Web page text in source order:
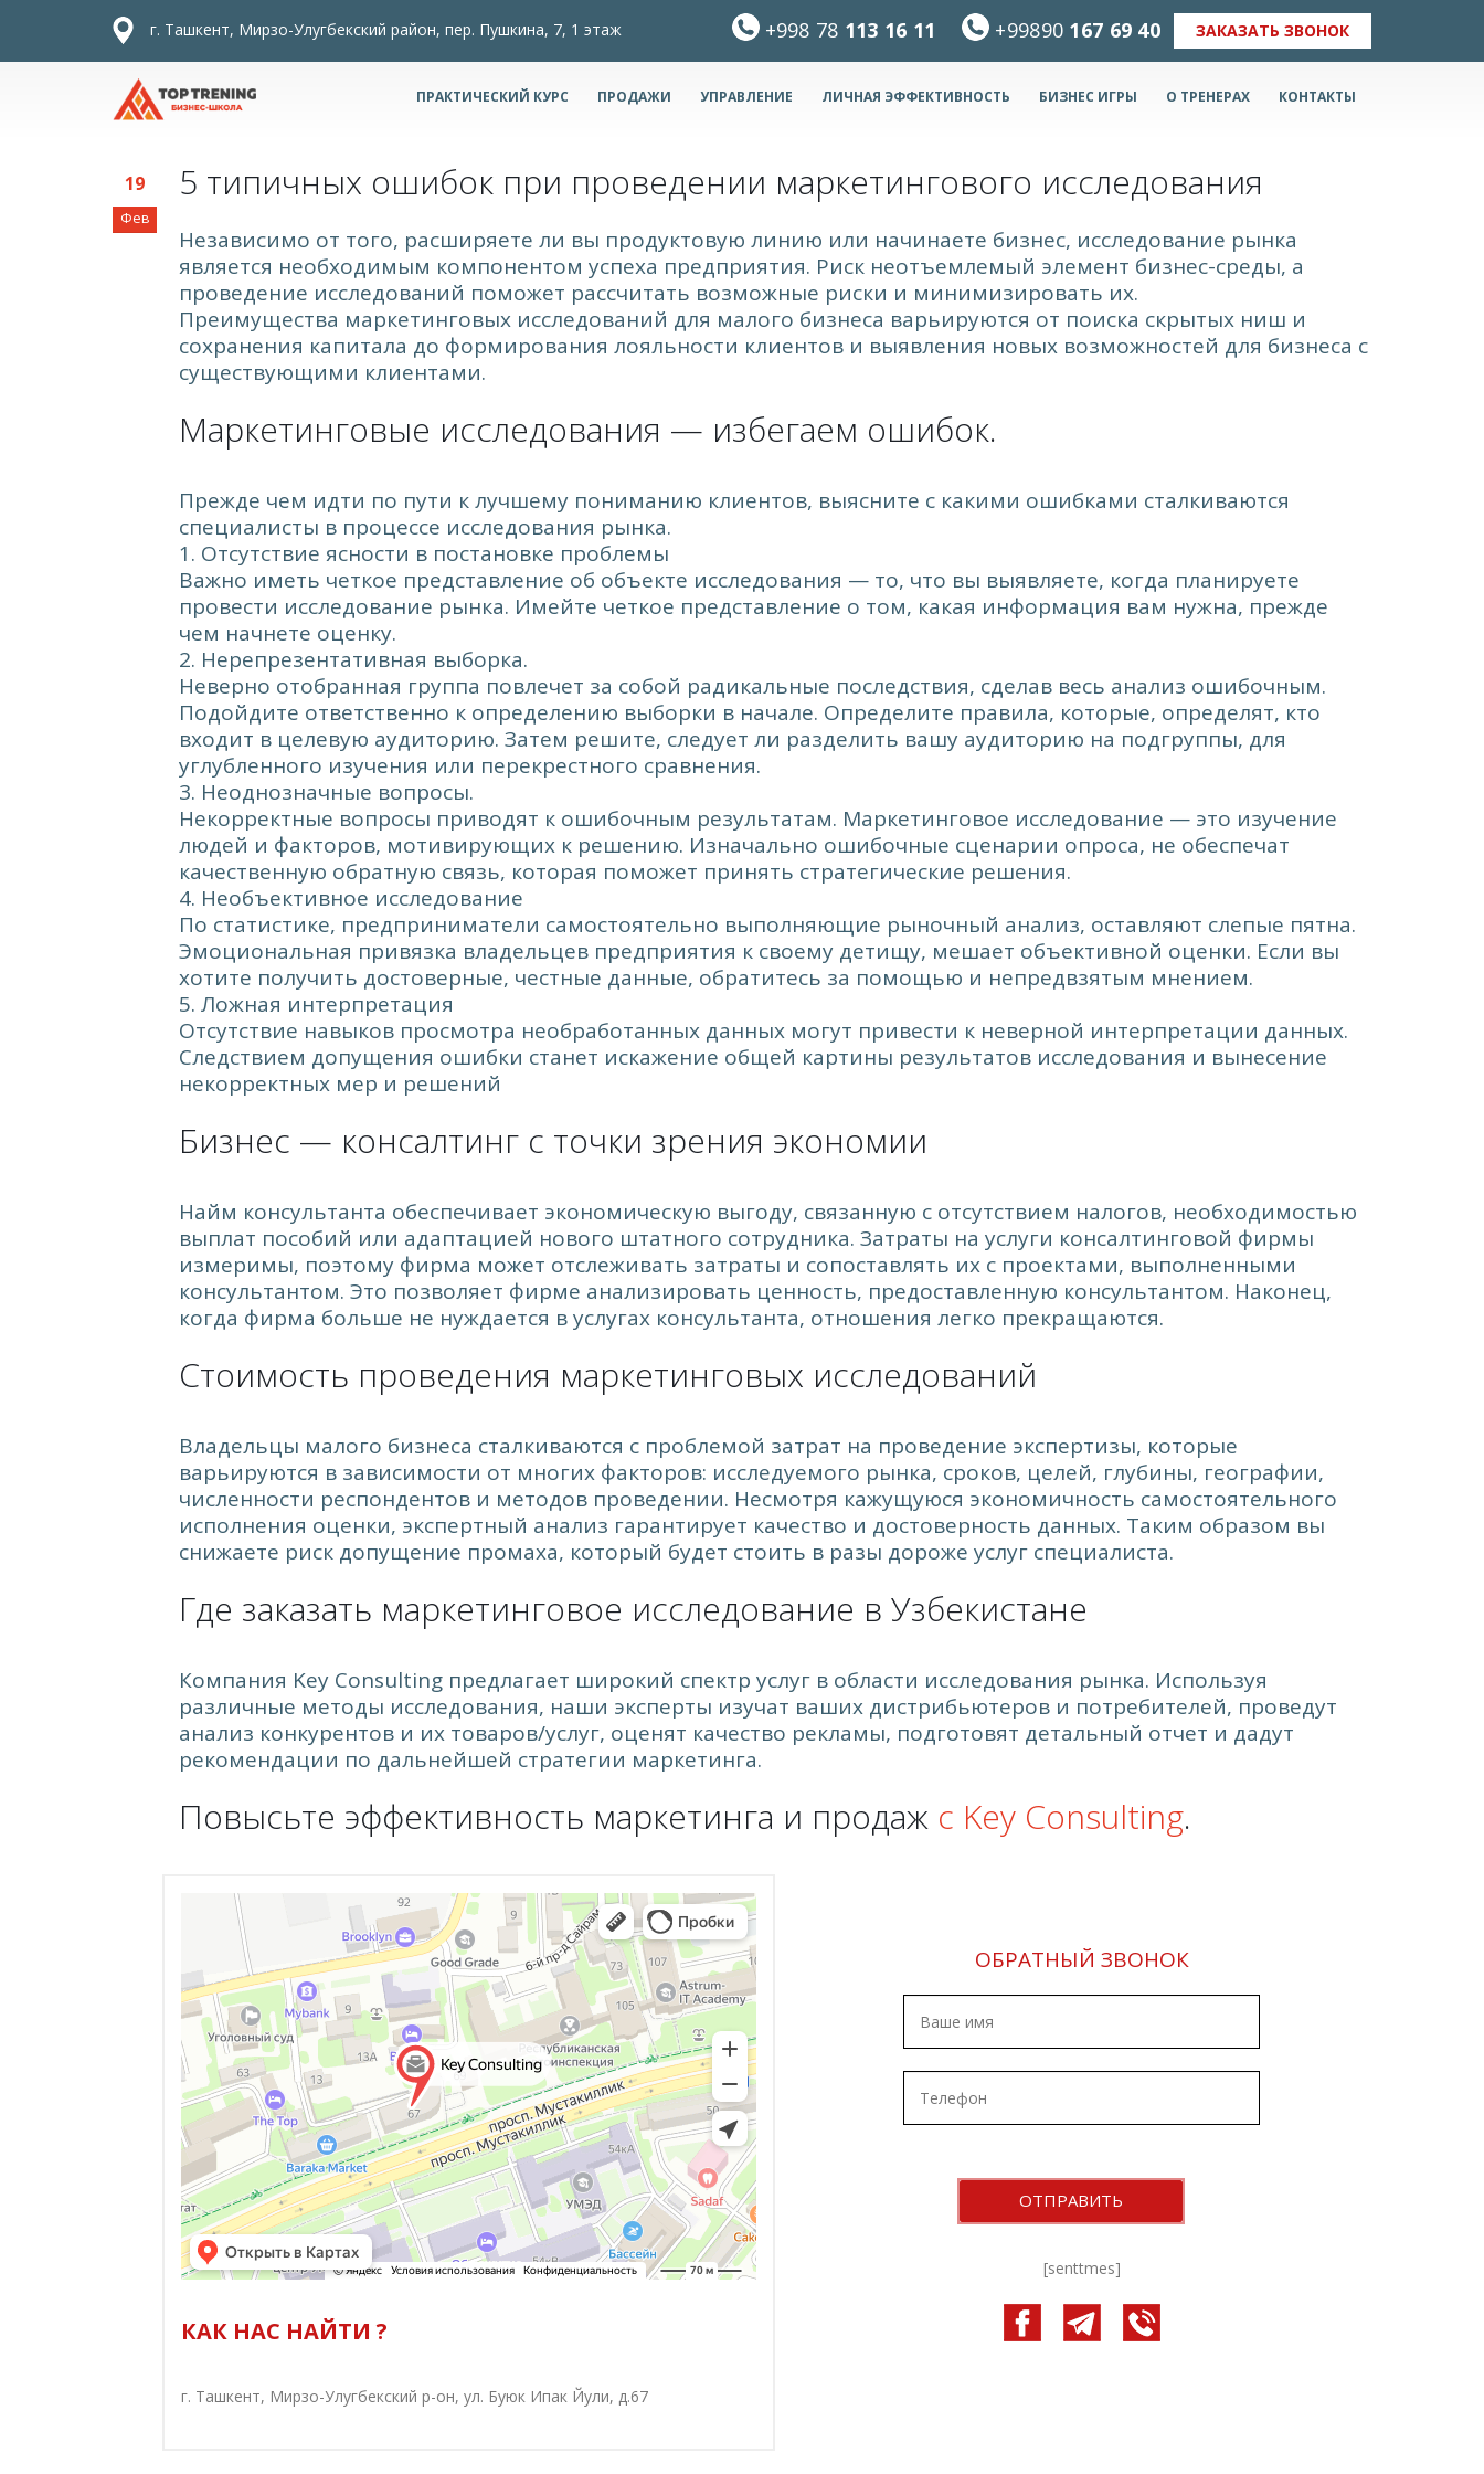
г. Ташкент, Мирзо-Улугбекский район, пер. Пушкина, 7, 1 этаж +998 78 113 16 11 +99890 167 69 40 ЗАКАЗАТЬ ЗВОНОК
ПРАКТИЧЕСКИЙ КУРС ПРОДАЖИ УПРАВЛЕНИЕ ЛИЧНАЯ ЭФФЕКТИВНОСТЬ БИЗНЕС ИГРЫ О ТРЕНЕРАХ КОНТАКТЫ
19
Фев
5 типичных ошибок при проведении маркетингового исследования
Независимо от того, расширяете ли вы продуктовую линию или начинаете бизнес, исследование рынка
является необходимым компонентом успеха предприятия. Риск неотъемлемый элемент бизнес-среды, а
проведение исследований поможет рассчитать возможные риски и минимизировать их.
Преимущества маркетинговых исследований для малого бизнеса варьируются от поиска скрытых ниш и
сохранения капитала до формирования лояльности клиентов и выявления новых возможностей для бизнеса с
существующими клиентами.
Маркетинговые исследования — избегаем ошибок.
Прежде чем идти по пути к лучшему пониманию клиентов, выясните с какими ошибками сталкиваются
специалисты в процессе исследования рынка.
1. Отсутствие ясности в постановке проблемы
Важно иметь четкое представление об объекте исследования — то, что вы выявляете, когда планируете
провести исследование рынка. Имейте четкое представление о том, какая информация вам нужна, прежде
чем начнете оценку.
2. Нерепрезентативная выборка.
Неверно отобранная группа повлечет за собой радикальные последствия, сделав весь анализ ошибочным.
Подойдите ответственно к определению выборки в начале. Определите правила, которые, определят, кто
входит в целевую аудиторию. Затем решите, следует ли разделить вашу аудиторию на подгруппы, для
углубленного изучения или перекрестного сравнения.
3. Неоднозначные вопросы.
Некорректные вопросы приводят к ошибочным результатам. Маркетинговое исследование — это изучение
людей и факторов, мотивирующих к решению. Изначально ошибочные сценарии опроса, не обеспечат
качественную обратную связь, которая поможет принять стратегические решения.
4. Необъективное исследование
По статистике, предприниматели самостоятельно выполняющие рыночный анализ, оставляют слепые пятна.
Эмоциональная привязка владельцев предприятия к своему детищу, мешает объективной оценки. Если вы
хотите получить достоверные, честные данные, обратитесь за помощью и непредвзятым мнением.
5. Ложная интерпретация
Отсутствие навыков просмотра необработанных данных могут привести к неверной интерпретации данных.
Следствием допущения ошибки станет искажение общей картины результатов исследования и вынесение
некорректных мер и решений
Бизнес — консалтинг с точки зрения экономии
Найм консультанта обеспечивает экономическую выгоду, связанную с отсутствием налогов, необходимостью
выплат пособий или адаптацией нового штатного сотрудника. Затраты на услуги консалтинговой фирмы
измеримы, поэтому фирма может отслеживать затраты и сопоставлять их с проектами, выполненными
консультантом. Это позволяет фирме анализировать ценность, предоставленную консультантом. Наконец,
когда фирма больше не нуждается в услугах консультанта, отношения легко прекращаются.
Стоимость проведения маркетинговых исследований
Владельцы малого бизнеса сталкиваются с проблемой затрат на проведение экспертизы, которые
варьируются в зависимости от многих факторов: исследуемого рынка, сроков, целей, глубины, географии,
численности респондентов и методов проведении. Несмотря кажущуюся экономичность самостоятельного
исполнения оценки, экспертный анализ гарантирует качество и достоверность данных. Таким образом вы
снижаете риск допущение промаха, который будет стоить в разы дороже услуг специалиста.
Где заказать маркетинговое исследование в Узбекистане
Компания Key Consulting предлагает широкий спектр услуг в области исследования рынка. Используя
различные методы исследования, наши эксперты изучат ваших дистрибьютеров и потребителей, проведут
анализ конкурентов и их товаров/услуг, оценят качество рекламы, подготовят детальный отчет и дадут
рекомендации по дальнейшей стратегии маркетинга.
Повысьте эффективность маркетинга и продаж с Key Consulting.
КАК НАС НАЙТИ ?
г. Ташкент, Мирзо-Улугбекский р-он, ул. Буюк Ипак Йули, д.67
ОБРАТНЫЙ ЗВОНОК
[senttmes]